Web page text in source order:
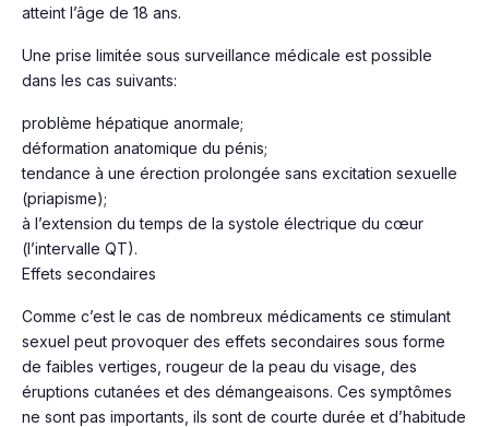
atteint l’âge de 18 ans.
Une prise limitée sous surveillance médicale est possible
dans les cas suivants:
problème hépatique anormale;
déformation anatomique du pénis;
tendance à une érection prolongée sans excitation sexuelle
(priapisme);
à l’extension du temps de la systole électrique du cœur
(l’intervalle QT).
Effets secondaires
Comme c’est le cas de nombreux médicaments ce stimulant
sexuel peut provoquer des effets secondaires sous forme
de faibles vertiges, rougeur de la peau du visage, des
éruptions cutanées et des démangeaisons. Ces symptômes
ne sont pas importants, ils sont de courte durée et d’habitude